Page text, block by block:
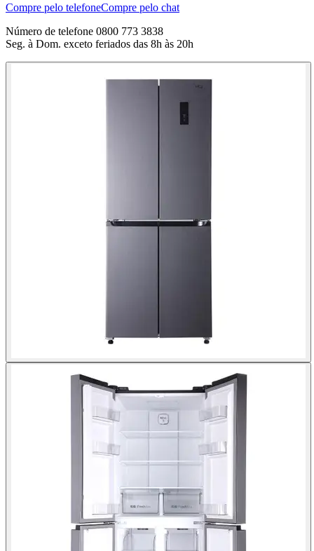
Compre pelo telefoneCompre pelo chat
Número de telefone 0800 773 3838
Seg. à Dom. exceto feriados das 8h às 20h